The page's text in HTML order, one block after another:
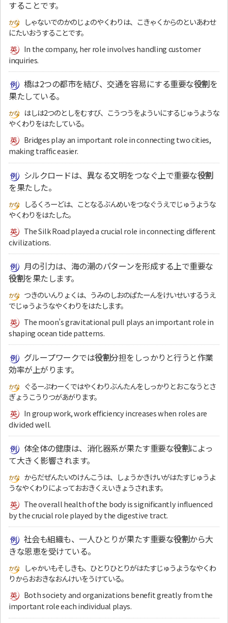
することです。
しゃないでのかのじょのやくわりは、こきゃくからのといあわせ
にたいおうすることです。
In the company, her role involves handling customer
inquiries.
橋は2つの都市を結び、交通を容易にする重要な役割を
果たしている。
はしは2つのとしをむすび、こうつうをよういにするじゅうような
やくわりをはたしている。
Bridges play an important role in connecting two cities,
making traffic easier.
シルクロードは、異なる文明をつなぐ上で重要な役割
を果たした。
しるくろーどは、ことなるぶんめいをつなぐうえでじゅうような
やくわりをはたした。
The Silk Road played a crucial role in connecting different
civilizations.
月の引力は、海の潮のパターンを形成する上で重要な
役割を果たします。
つきのいんりょくは、うみのしおのぱたーんをけいせいするうえ
でじゅうようなやくわりをはたします。
The moon’s gravitational pull plays an important role in
shaping ocean tide patterns.
グループワークでは役割分担をしっかりと行うと作業
効率が上がります。
ぐるーぷわーくではやくわりぶんたんをしっかりとおこなうとさ
ぎょうこうりつがあがります。
In group work, work efficiency increases when roles are
divided well.
体全体の健康は、消化器系が果たす重要な役割によっ
て大きく影響されます。
からだぜんたいのけんこうは、しょうかきけいがはたすじゅうよ
うなやくわりによっておおきくえいきょうされます。
The overall health of the body is significantly influenced
by the crucial role played by the digestive tract.
社会も組織も、一人ひとりが果たす重要な役割から大
きな恩恵を受けている。
しゃかいもそしきも、ひとりひとりがはたすじゅうようなやくわ
りからおおきなおんけいをうけている。
Both society and organizations benefit greatly from the
important role each individual plays.